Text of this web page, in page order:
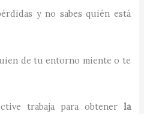
y no sabes quién está
de tu entorno miente o te
trabaja para obtener la